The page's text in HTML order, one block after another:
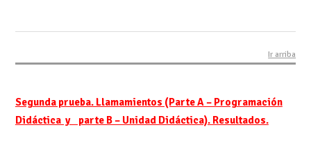
Ir arriba
Segunda prueba. Llamamientos (Parte A – Programación
Didáctica y parte B – Unidad Didáctica). Resultados.